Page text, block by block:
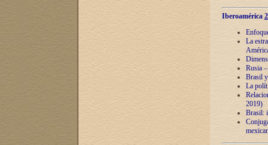
Iberoamérica
La
Rusia
Brasil
La
2019)
Brasil: